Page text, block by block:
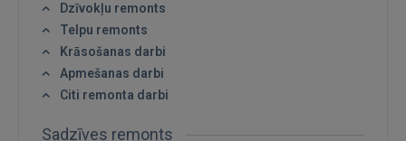
Ienākt
Dzīvokļu remonts
Telpu remonts
Krāsošanas darbi
Apmešanas darbi
Citi remonta darbi
Sadzīves remonts